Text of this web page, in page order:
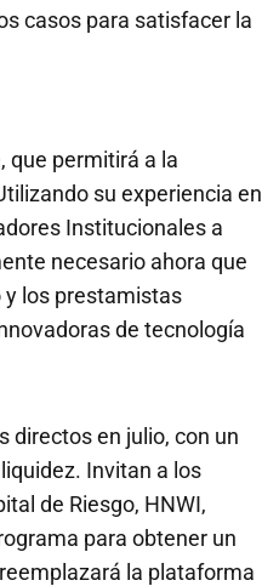
casos para satisfacer la
que permitirá a la
su experiencia en
Institucionales a
necesario ahora que
y los prestamistas
de tecnología
directos en julio, con un
Invitan a los
de Riesgo, HNWI,
para obtener un
la plataforma